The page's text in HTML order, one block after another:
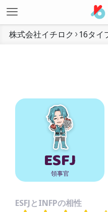
株式会社イチロク 16タイ
ESFJ
領事官
ESFJとINFPの相性